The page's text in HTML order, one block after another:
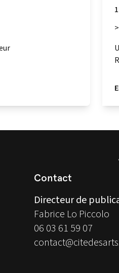
Contact
Directeur de
Fabrice Lo Piccolo
06 03 61 59 07